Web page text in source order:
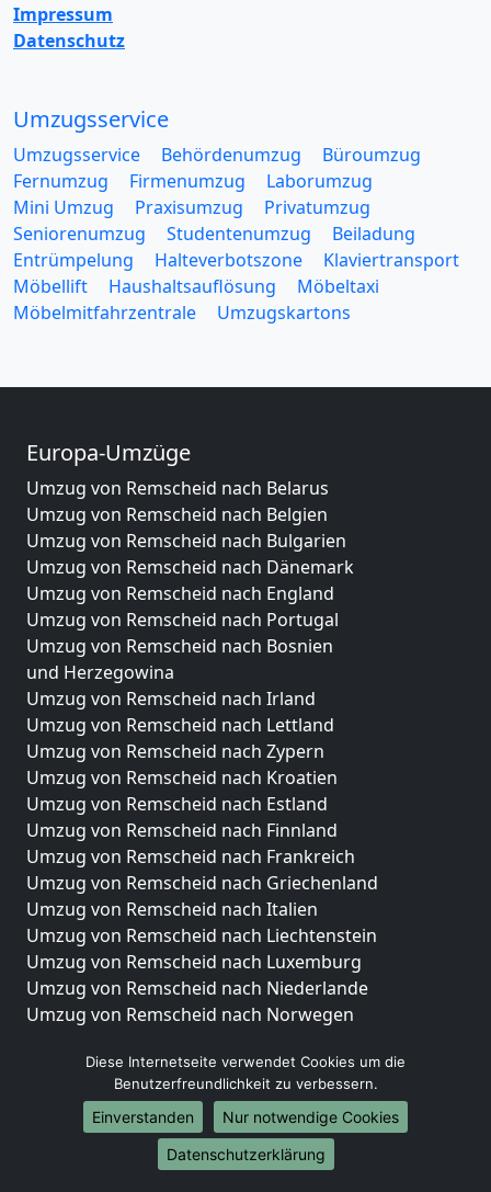
Impressum
Datenschutz
Umzugsservice
Umzugsservice Behördenumzug
Büroumzug
Fernumzug
Firmenumzug
Laborumzug
Mini Umzug
Praxisumzug
Privatumzug
Seniorenumzug
Studentenumzug
Beiladung
Entrümpelung
Halteverbotszone
Klaviertransport
Möbellift
Haushaltsauflösung
Möbeltaxi
Möbelmitfahrzentrale
Umzugskartons
Europa-Umzüge
Umzug von Remscheid nach Belarus
Umzug von Remscheid nach Belgien
Umzug von Remscheid nach Bulgarien
Umzug von Remscheid nach Dänemark
Umzug von Remscheid nach England
Umzug von Remscheid nach Portugal
Umzug von Remscheid nach Bosnien
und Herzegowina
Umzug von Remscheid nach Irland
Umzug von Remscheid nach Lettland
Umzug von Remscheid nach Zypern
Umzug von Remscheid nach Kroatien
Umzug von Remscheid nach Estland
Umzug von Remscheid nach Finnland
Umzug von Remscheid nach Frankreich
Umzug von Remscheid nach Griechenland
Umzug von Remscheid nach Italien
Umzug von Remscheid nach Liechtenstein
Umzug von Remscheid nach Luxemburg
Umzug von Remscheid nach Niederlande
Umzug von Remscheid nach Norwegen
Umzüge-Deutschlandweit
Umzug von Remscheid nach Berlin
Umzug von Remscheid nach Hamburg
Umzug von Remscheid nach München
Umzug von Remscheid nach Köln
Diese Internetseite verwendet Cookies um die
Benutzerfreundlichkeit zu verbessern.
Einverstanden
Nur notwendige Cookies
Datenschutzerklärung